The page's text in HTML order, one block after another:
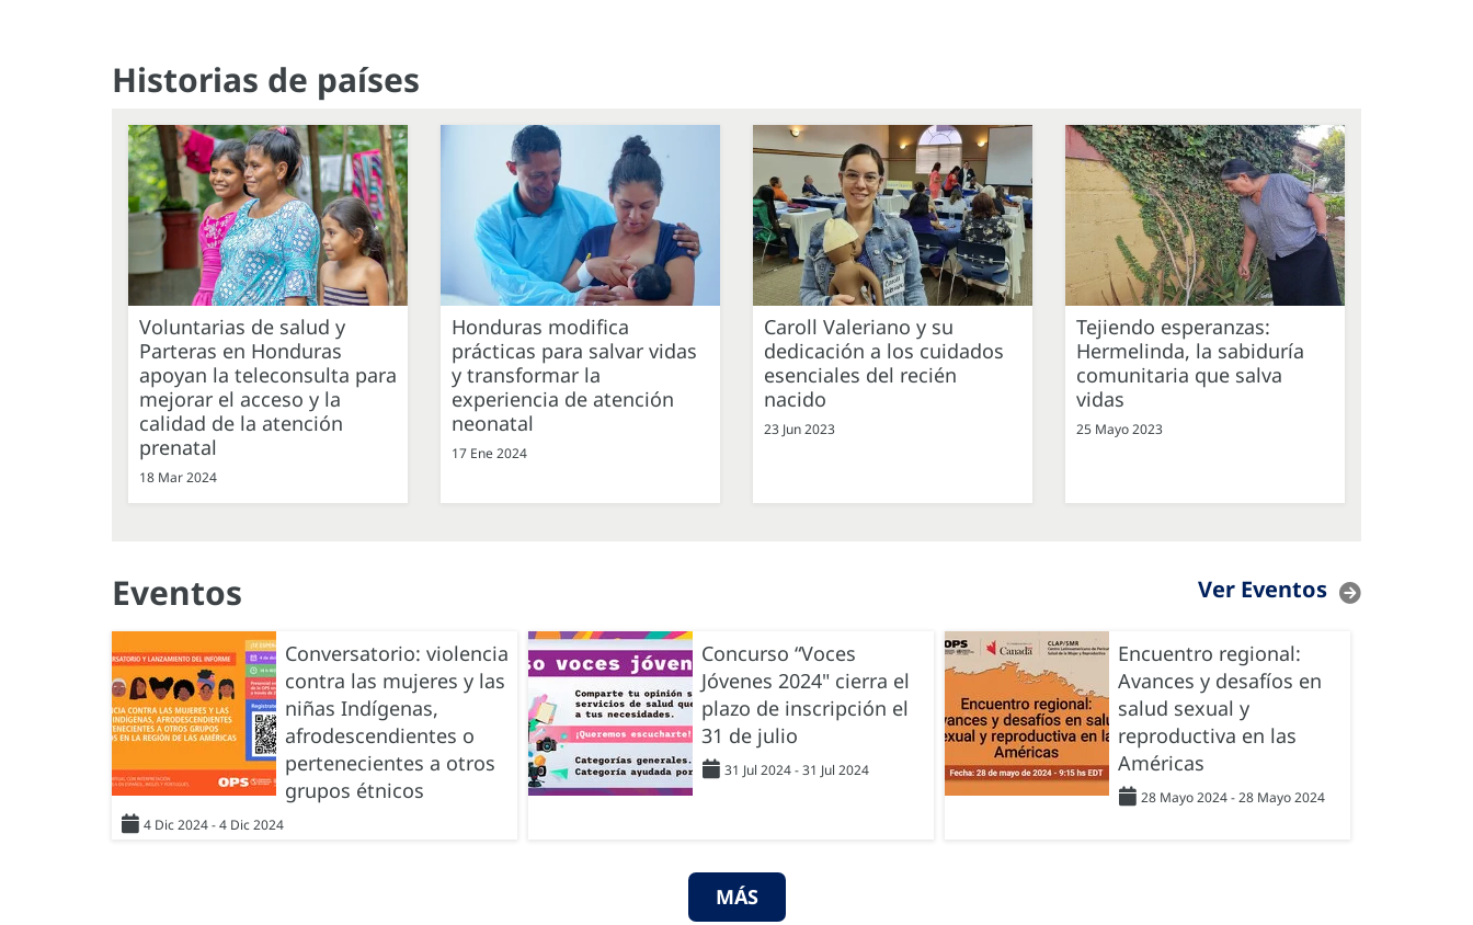
Historias de países
Voluntarias de salud y
Parteras en Honduras
apoyan la teleconsulta para
mejorar el acceso y la
calidad de la atención
prenatal
18 Mar 2024
Honduras modifica
prácticas para salvar vidas
y transformar la
experiencia de atención
neonatal
17 Ene 2024
Caroll Valeriano y su
dedicación a los cuidados
esenciales del recién
nacido
23 Jun 2023
Tejiendo esperanzas:
Hermelinda, la sabiduría
comunitaria que salva
vidas
25 Mayo 2023
Eventos Ver Eventos
Conversatorio: violencia
contra las mujeres y las
niñas Indígenas,
afrodescendientes o
pertenecientes a otros
grupos étnicos
4 Dic 2024 - 4 Dic 2024
Concurso “Voces
Jóvenes 2024" cierra el
plazo de inscripción el
31 de julio
31 Jul 2024 - 31 Jul 2024
Encuentro regional:
Avances y desafíos en
salud sexual y
reproductiva en las
Américas
28 Mayo 2024 - 28 Mayo 2024
MÁS